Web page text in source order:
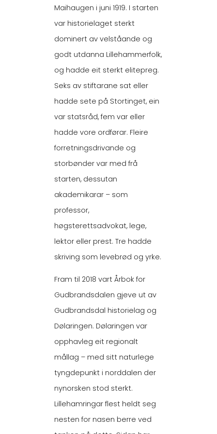
Maihaugen i juni 1919. I starten
var historielaget sterkt
dominert av velståande og
godt utdanna Lillehammerfolk,
og hadde eit sterkt elitepreg.
Seks av stiftarane sat eller
hadde sete på Stortinget, ein
var statsråd, fem var eller
hadde vore ordførar. Fleire
forretningsdrivande og
storbønder var med frå
starten, dessutan
akademikarar – som
professor,
høgsterettsadvokat, lege,
lektor eller prest. Tre hadde
skriving som levebrød og yrke.
Fram til 2018 vart Årbok for
Gudbrandsdalen gjeve ut av
Gudbrandsdal historielag og
Dølaringen. Dølaringen var
opphavleg eit regionalt
mållag – med sitt naturlege
tyngdepunkt i norddalen der
nynorsken stod sterkt.
Lillehamringar flest heldt seg
nesten for nasen berre ved